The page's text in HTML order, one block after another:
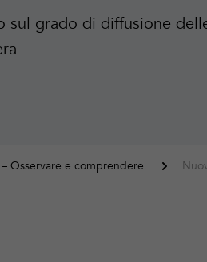
sul grado di diffusione
– Osservare e comprendere